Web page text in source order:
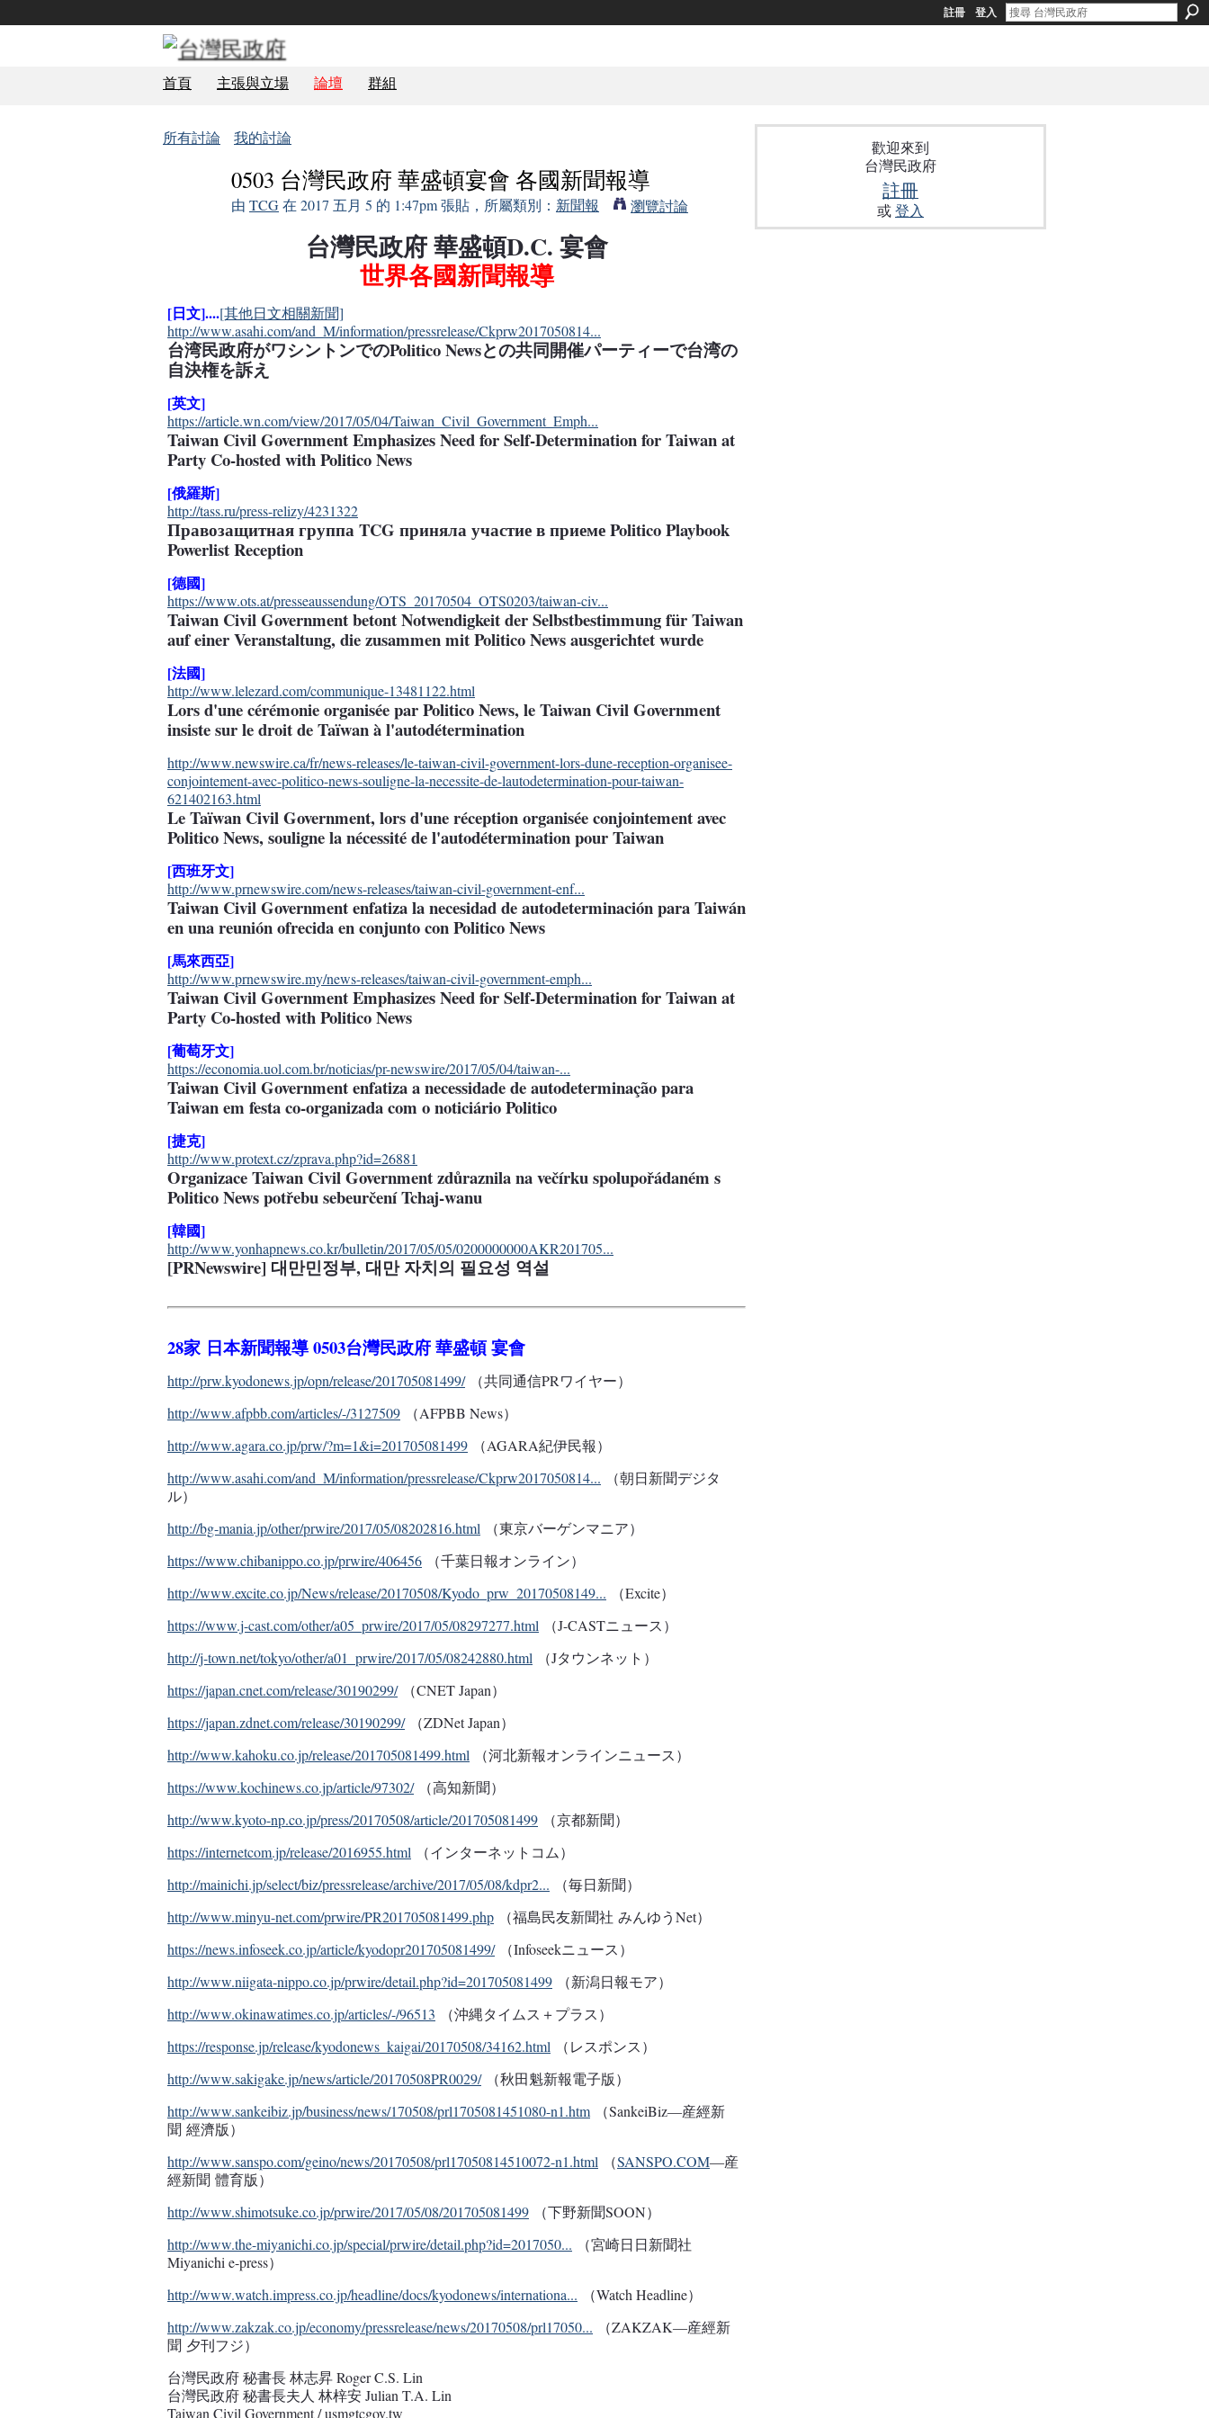
註冊 登入
首頁 主張與立場 論壇 群組
所有討論 我的討論
0503 台灣民政府 華盛頓宴會 各國新聞報導
由 TCG在 2017 五月 5 的 1:47pm 張貼，所屬類別： 新聞報 瀏覽討論
台灣民政府 華盛頓D.C. 宴會
世界各國新聞報導
[日文]....[其他日文相關新聞]
http://www.asahi.com/and_M/information/pressrelease/Ckprw2017050814...
台湾民政府がワシントンでのPolitico Newsとの共同開催パーティーで台湾の
自決権を訴え
[英文]
https://article.wn.com/view/2017/05/04/Taiwan_Civil_Government_Emph...
Taiwan Civil Government Emphasizes Need for Self-Determination for Taiwan at
Party Co-hosted with Politico News
[俄羅斯]
http://tass.ru/press-relizy/4231322
Правозащитная группа TCG приняла участие в приеме Politico Playbook
Powerlist Reception
[德國]
https://www.ots.at/presseaussendung/OTS_20170504_OTS0203/taiwan-civ...
Taiwan Civil Government betont Notwendigkeit der Selbstbestimmung für Taiwan
auf einer Veranstaltung, die zusammen mit Politico News ausgerichtet wurde
[法國]
http://www.lelezard.com/communique-13481122.html
Lors d'une cérémonie organisée par Politico News, le Taiwan Civil Government
insiste sur le droit de Taïwan à l'autodétermination
http://www.newswire.ca/fr/news-releases/le-taiwan-civil-government-lors-dune-reception-organisee-
conjointement-avec-politico-news-souligne-la-necessite-de-lautodetermination-pour-taiwan-
621402163.html
Le Taïwan Civil Government, lors d'une réception organisée conjointement avec
Politico News, souligne la nécessité de l'autodétermination pour Taiwan
[西班牙文]
http://www.prnewswire.com/news-releases/taiwan-civil-government-enf...
Taiwan Civil Government enfatiza la necesidad de autodeterminación para Taiwán
en una reunión ofrecida en conjunto con Politico News
[馬來西亞]
http://www.prnewswire.my/news-releases/taiwan-civil-government-emph...
Taiwan Civil Government Emphasizes Need for Self-Determination for Taiwan at
Party Co-hosted with Politico News
[葡萄牙文]
https://economia.uol.com.br/noticias/pr-newswire/2017/05/04/taiwan-...
Taiwan Civil Government enfatiza a necessidade de autodeterminação para
Taiwan em festa co-organizada com o noticiário Politico
[捷克]
http://www.protext.cz/zprava.php?id=26881
Organizace Taiwan Civil Government zdůraznila na večírku spolupořádaném s
Politico News potřebu sebeurčení Tchaj-wanu
[韓國]
http://www.yonhapnews.co.kr/bulletin/2017/05/05/0200000000AKR201705...
[PRNewswire] 대만민정부, 대만 자치의 필요성 역설
28家 日本新聞報導 0503台灣民政府 華盛頓 宴會
http://prw.kyodonews.jp/opn/release/201705081499/（共同通信PRワイヤー）
http://www.afpbb.com/articles/-/3127509 （AFPBB News）
http://www.agara.co.jp/prw/?m=1&i=201705081499 （AGARA紀伊民報）
http://www.asahi.com/and_M/information/pressrelease/Ckprw2017050814... （朝日新聞デジタ
ル）
http://bg-mania.jp/other/prwire/2017/05/08202816.html （東京バーゲンマニア）
https://www.chibanippo.co.jp/prwire/406456 （千葉日報オンライン）
http://www.excite.co.jp/News/release/20170508/Kyodo_prw_20170508149... （Excite）
https://www.j-cast.com/other/a05_prwire/2017/05/08297277.html （J-CASTニュース）
http://j-town.net/tokyo/other/a01_prwire/2017/05/08242880.html （Jタウンネット）
https://japan.cnet.com/release/30190299/（CNET Japan）
https://japan.zdnet.com/release/30190299/（ZDNet Japan）
http://www.kahoku.co.jp/release/201705081499.html （河北新報オンラインニュース）
https://www.kochinews.co.jp/article/97302/（高知新聞）
http://www.kyoto-np.co.jp/press/20170508/article/201705081499 （京都新聞）
https://internetcom.jp/release/2016955.html （インターネットコム）
http://mainichi.jp/select/biz/pressrelease/archive/2017/05/08/kdpr2... （毎日新聞）
http://www.minyu-net.com/prwire/PR201705081499.php （福島民友新聞社 みんゆうNet）
https://news.infoseek.co.jp/article/kyodopr201705081499/（Infoseekニュース）
http://www.niigata-nippo.co.jp/prwire/detail.php?id=201705081499 （新潟日報モア）
http://www.okinawatimes.co.jp/articles/-/96513 （沖縄タイムス＋プラス）
https://response.jp/release/kyodonews_kaigai/20170508/34162.html （レスポンス）
http://www.sakigake.jp/news/article/20170508PR0029/（秋田魁新報電子版）
http://www.sankeibiz.jp/business/news/170508/prl1705081451080-n1.htm （SankeiBiz―産經新
聞 經濟版）
http://www.sanspo.com/geino/news/20170508/prl17050814510072-n1.html （SANSPO.COM―産
經新聞 體育版）
http://www.shimotsuke.co.jp/prwire/2017/05/08/201705081499 （下野新聞SOON）
http://www.the-miyanichi.co.jp/special/prwire/detail.php?id=2017050... （宮崎日日新聞社
Miyanichi e-press）
http://www.watch.impress.co.jp/headline/docs/kyodonews/internationa... （Watch Headline）
http://www.zakzak.co.jp/economy/pressrelease/news/20170508/prl17050... （ZAKZAK―産經新
聞 夕刊フジ）
台灣民政府 秘書長 林志昇 Roger C.S. Lin
台灣民政府 秘書長夫人 林梓安 Julian T.A. Lin
Taiwan Civil Government / usmgtcgov.tw
歡迎來到
台灣民政府
註冊
或登入